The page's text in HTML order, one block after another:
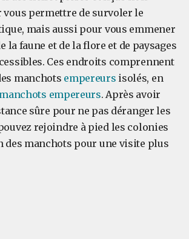
vous permettre de survoler le
mais aussi pour vous emmener
la faune et de la flore et de paysages
Ces endroits comprennent
manchots empereurs isolés, en
manchots empereurs. Après avoir
sûre pour ne pas déranger les
rejoindre à pied les colonies
des manchots pour une visite plus